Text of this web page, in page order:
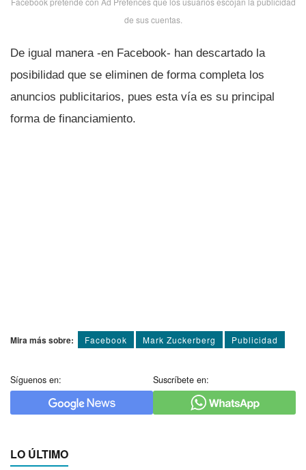
de sus cuentas.
De igual manera -en Facebook- han descartado la
posibilidad que se eliminen de forma completa los
anuncios publicitarios, pues esta ví­a es su principal
forma de financiamiento.
Mira más sobre: Facebook Mark Zuckerberg Publicidad
Síguenos en: Suscríbete en:
LO ÚLTIMO